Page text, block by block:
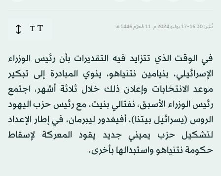
نُشر: 16:30-17 يوليو 2024 م ـ 11 مُحرَّم 1446 هـ T
T
في الوقت الذي تتزايد فيه التقديرات بأن رئيس الوزراء
الإسرائيلي، بنيامين نتنياهو، ينوي المبادرة إلى تبكير
موعد الانتخابات وإعلان ذلك خلال ثلاثة أشهر، اجتمع
رئيس الوزراء الأسبق، نفتالي بنيت، مع رئيس حزب اليهود
الروس (يسرائيل بيتنا)، أفيغدور ليبرمان، في إطار الإعداد
لتشكيل حزب يميني جديد يقود المعركة لإسقاط
حكومة نتنياهو واستبدالها بأخرى.